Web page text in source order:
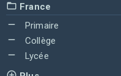
France
Primaire
Collège
Lycée